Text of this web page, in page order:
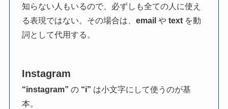
知らない人もいるので、必ずしも全ての人に使え
る表現ではない。その場合は、 email や textを動
詞として代用する。
Instagram
“instagram” の “i” は小文字にして使うのが基
本。